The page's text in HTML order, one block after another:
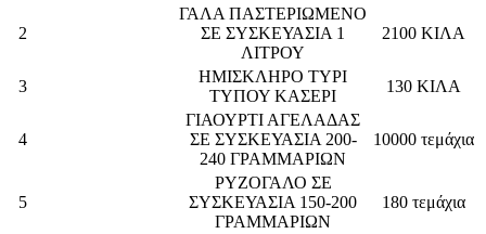
2
ΓΑΛΑ ΠΑΣΤΕΡΙΩΜΕΝΟ
ΣΕ ΣΥΣΚΕΥΑΣΙΑ 1
ΛΙΤΡΟΥ
2100 ΚΙΛΑ
3
ΗΜΙΣΚΛΗΡΟ ΤΥΡΙ
ΤΥΠΟΥ ΚΑΣΕΡΙ
130 ΚΙΛΑ
4
ΓΙΑΟΥΡΤΙ ΑΓΕΛΑΔΑΣ
ΣΕ ΣΥΣΚΕΥΑΣΙΑ 200-
240 ΓΡΑΜΜΑΡΙΩΝ
10000 τεμάχια
5
ΡΥΖΟΓΑΛΟ ΣΕ
ΣΥΣΚΕΥΑΣΙΑ 150-200
ΓΡΑΜΜΑΡΙΩΝ
180 τεμάχια